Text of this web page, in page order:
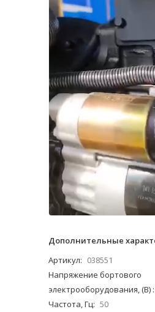
Дополнительные
Артикул: 038551
Напряжение бортового
электрооборудования, (В) :
Частота, Гц: 50